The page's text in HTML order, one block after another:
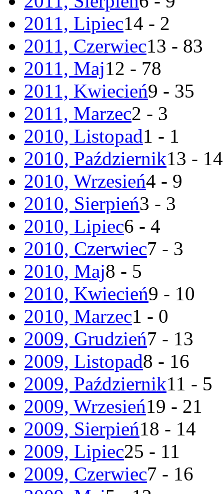
2011, Lipiec14 - 2
2011, Czerwiec13 - 83
2011, Maj12 - 78
2011, Kwiecień9 - 35
2011, Marzec2 - 3
2010, Listopad1 - 1
2010, Październik13 - 14
2010, Wrzesień4 - 9
2010, Sierpień3 - 3
2010, Lipiec6 - 4
2010, Czerwiec7 - 3
2010, Maj8 - 5
2010, Kwiecień9 - 10
2010, Marzec1 - 0
2009, Grudzień7 - 13
2009, Listopad8 - 16
2009, Październik11 - 5
2009, Wrzesień19 - 21
2009, Sierpień18 - 14
2009, Lipiec25 - 11
2009, Czerwiec7 - 16